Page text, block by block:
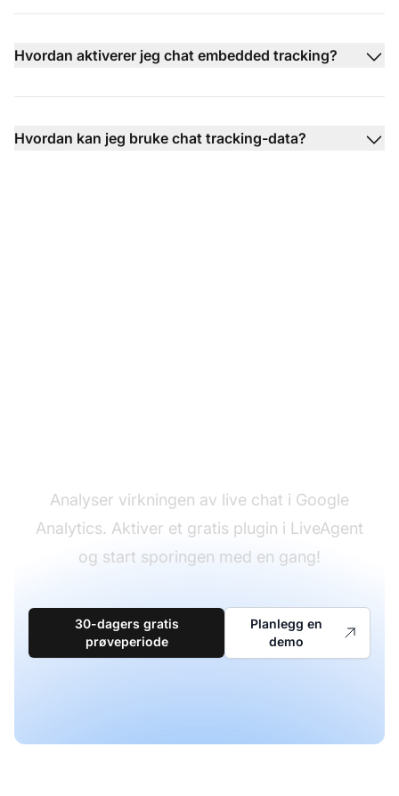
Hvordan aktiverer jeg chat embedded tracking?
Hvordan kan jeg bruke chat tracking-data?
Analyser virkningen av live chat i Google
Analytics. Aktiver et gratis plugin i LiveAgent
og start sporingen med en gang!
30-dagers gratis
prøveperiode
Planlegg en
demo